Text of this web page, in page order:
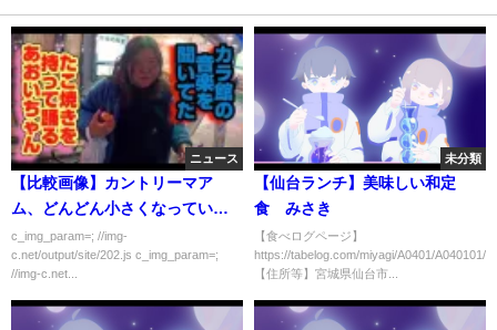
ニュース
【比較画像】カントリーマア
ム、どんどん小さくなっていた
ｗｗｗｗｗ
c_img_param=; //img-
c.net/output/site/202.js c_img_param=;
//img-c.net...
未分類
【仙台ランチ】美味しい和定
食 みさき
【食べログページ】
https://tabelog.com/miyagi/A0401/A040101/
【住所等】宮城県仙台市...